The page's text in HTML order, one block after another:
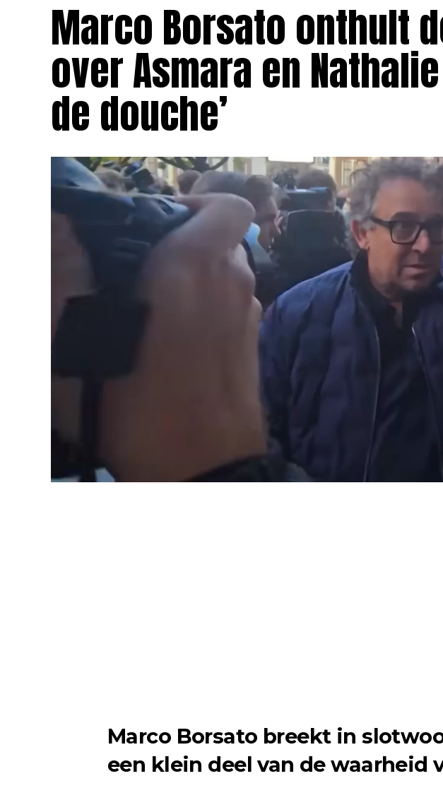
Marco Borsato onthult
over Asmara en
de douche’
Marco Borsato breekt in
een klein deel van de waarheid